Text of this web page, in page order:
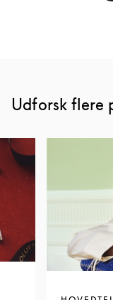
Udforsk flere